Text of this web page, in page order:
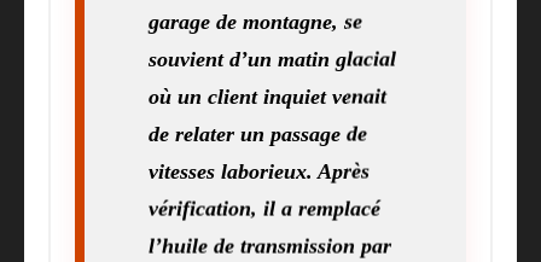
garage de montagne, se
souvient d’un matin glacial
où un client inquiet venait
de relater un passage de
vitesses laborieux. Après
vérification, il a remplacé
l’huile de transmission par